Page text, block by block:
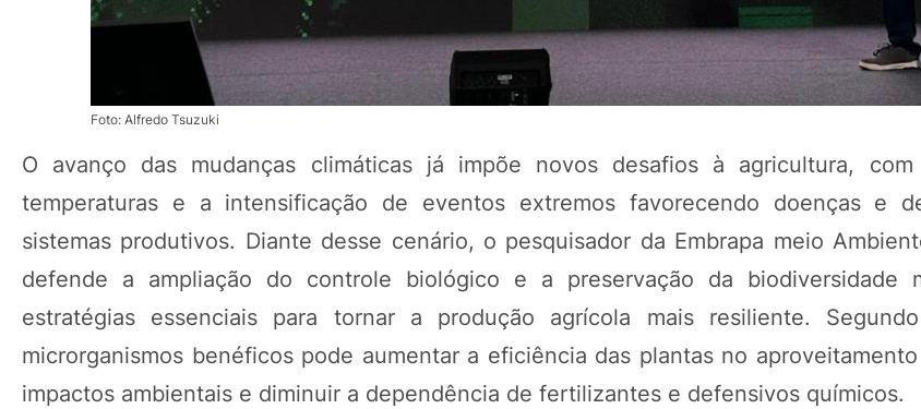
Foto: Alfredo Tsuzuki
O avanço das mudanças climáticas já impõe novos desafios à agricultura,
temperaturas e a intensificação de eventos extremos favorecendo doenças e
sistemas produtivos. Diante desse cenário, o pesquisador da Embrapa meio
defende a ampliação do controle biológico e a preservação da biodiversidade
estratégias essenciais para tornar a produção agrícola mais resiliente.
microrganismos benéficos pode aumentar a eficiência das plantas no
impactos ambientais e diminuir a dependência de fertilizantes e defensivos químicos.